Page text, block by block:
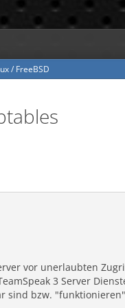
/ FreeBSD
vor unerlaubten
3 Server
sind bzw.